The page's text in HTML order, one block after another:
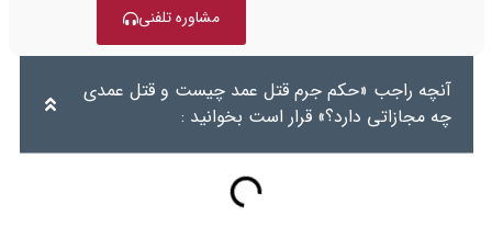
مشاوره تلفنی
آنچه راجب «حکم جرم قتل عمد چیست و قتل عمدی
چه مجازاتی دارد؟» قرار است بخوانید :